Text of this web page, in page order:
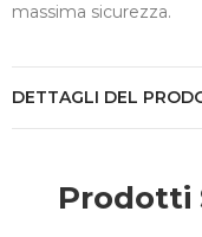
massima sicurezza.
DETTAGLI DEL
Prodotti